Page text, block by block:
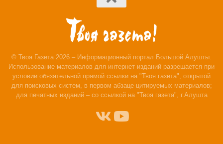
© Твоя Газета 2026 – Информационный портал Большой Алушты.
Использование материалов для интернет-изданий разрешается при
условии обязательной прямой ссылки на "Твоя газета", открытой
для поисковых систем, в первом абзаце цитируемых материалов;
для печатных изданий – со ссылкой на "Твоя газета", г.Алушта